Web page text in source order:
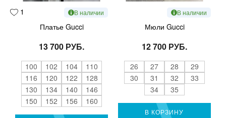
1 В наличии
Платье Gucci
13 700 РУБ.
100 102 104
110
116
120 122
128
130
134 140
146
150
152 156 160
В наличии
Мюли Gucci
12 700 РУБ.
26 27 28
29
30
31 32
33
34
35
В КОРЗИНУ